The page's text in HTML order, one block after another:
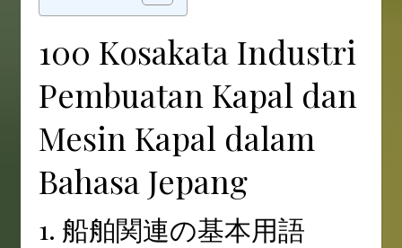
100 Kosakata Industri
Pembuatan Kapal dan
Mesin Kapal dalam
Bahasa Jepang
1. 船舶関連の基本用語